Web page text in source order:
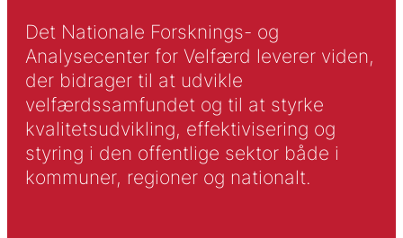
Det Nationale Forsknings- og
Analysecenter for Velfærd leverer viden,
der bidrager til at udvikle
velfærdssamfundet og til at styrke
kvalitetsudvikling, effektivisering og
styring i den offentlige sektor både i
kommuner, regioner og nationalt.